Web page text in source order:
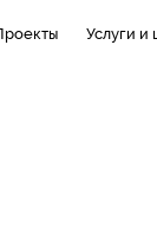
Услуги и